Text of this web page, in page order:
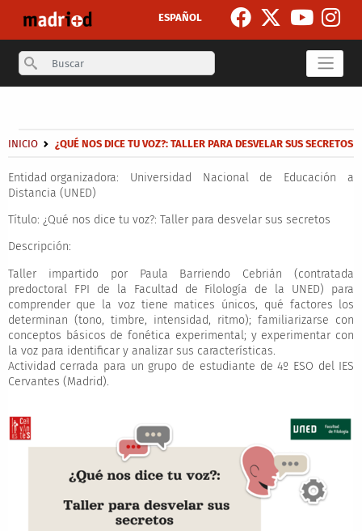
ESPAÑOL
Search
Breadcrumb
INICIO ¿QUÉ NOS DICE TU VOZ?: TALLER PARA DESVELAR SUS SECRETOS
Entidad organizadora: Universidad Nacional de Educación a
Distancia (UNED)
Título: ¿Qué nos dice tu voz?: Taller para desvelar sus secretos
Descripción:
Taller impartido por Paula Barriendo Cebrián (contratada
predoctoral FPI de la Facultad de Filología de la UNED) para
comprender que la voz tiene matices únicos, qué factores los
determinan (tono, timbre, intensidad, ritmo); familiarizarse con
conceptos básicos de fonética experimental; y experimentar con
la voz para identificar y analizar sus características.
Actividad cerrada para un grupo de estudiante de 4º ESO del IES
Cervantes (Madrid).